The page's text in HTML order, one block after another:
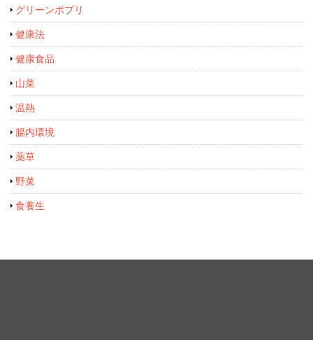
グリーンポプリ
健康法
健康食品
山菜
温熱
腸内環境
薬草
野菜
食養生